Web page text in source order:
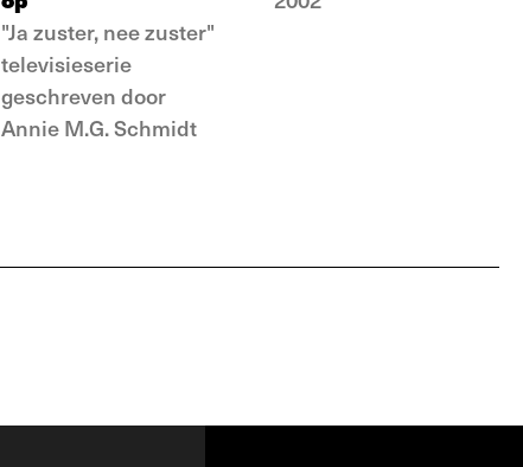
"Ja zuster, nee zuster"
televisieserie
geschreven door
Annie M.G. Schmidt